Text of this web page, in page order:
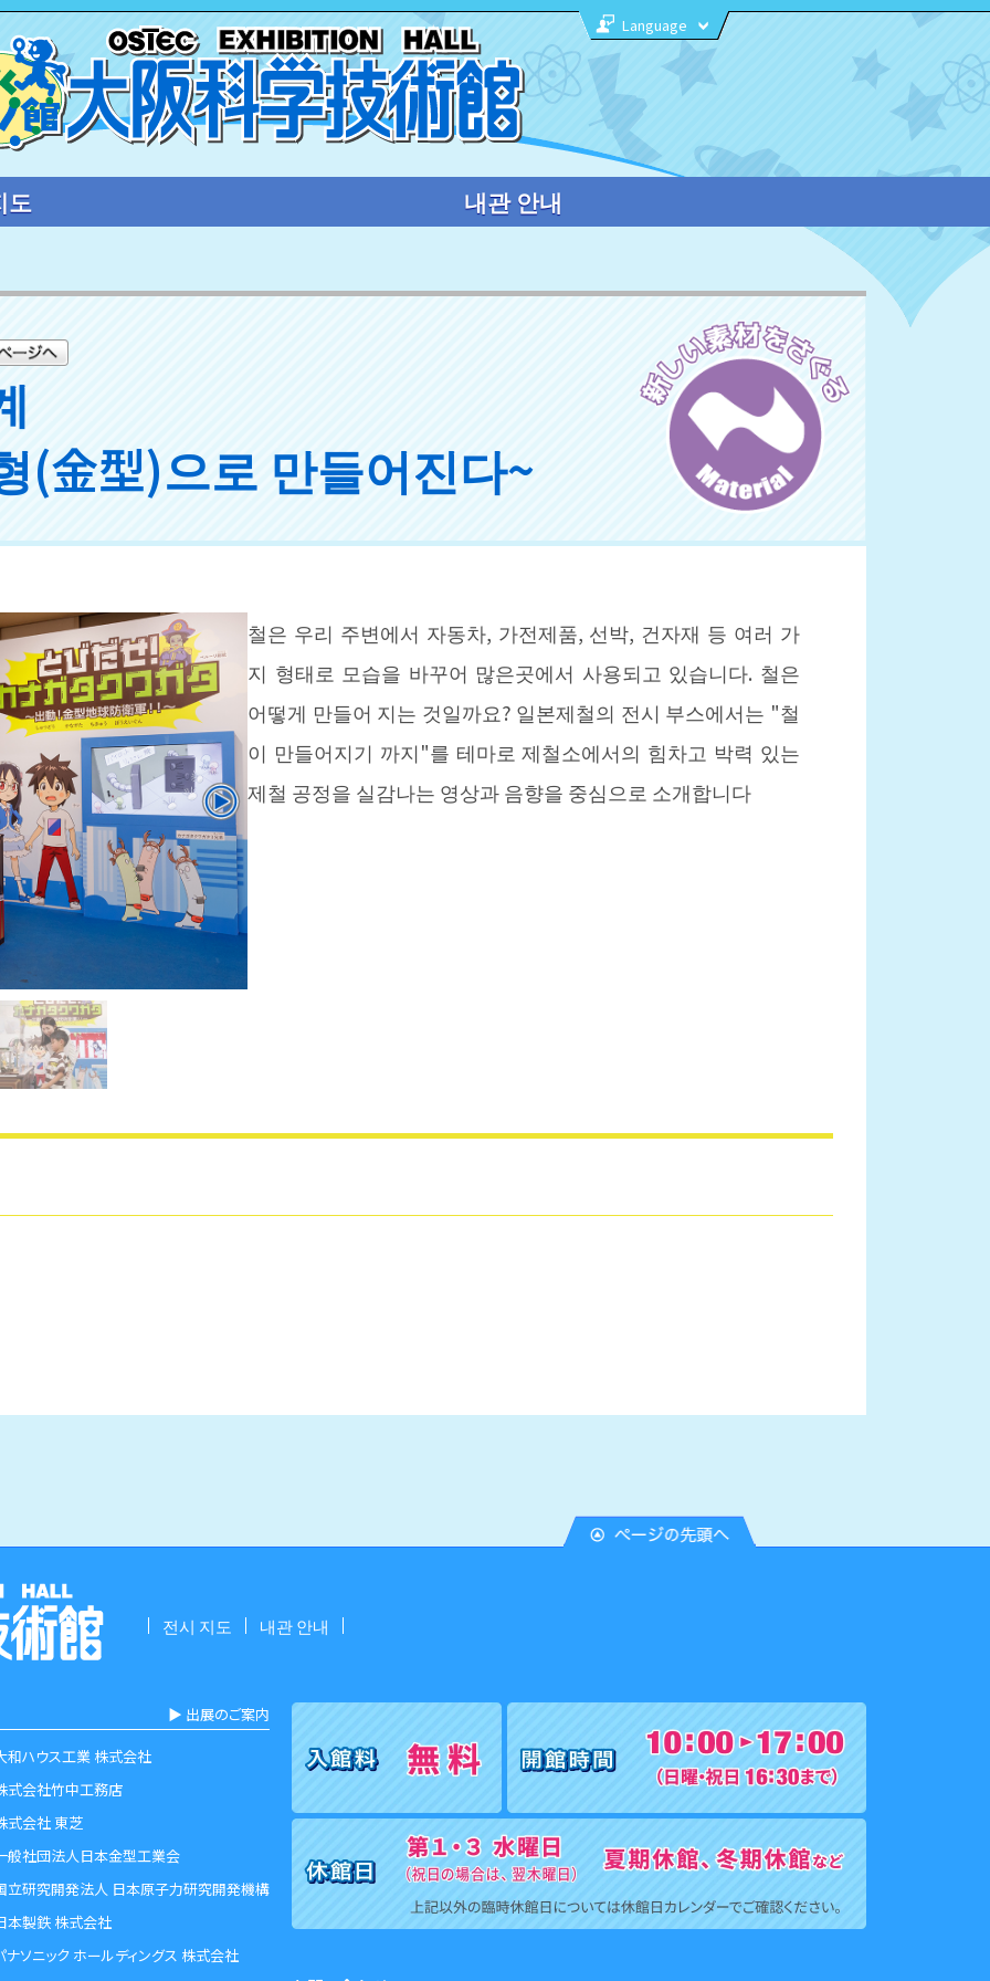
Language
도 내관 안내
(金型)으로 만들어진다~
철은 우리 주변에서 자동차, 가전제품, 선박, 건자재 등 여러 가
지 형태로 모습을 바꾸어 많은곳에서 사용되고 있습니다. 철은
어떻게 만들어 지는 것일까요? 일본제철의 전시 부스에서는 "철
이 만들어지기 까지"를 테마로 제철소에서의 힘차고 박력 있는
제철 공정을 실감나는 영상과 음향을 중심으로 소개합니다
전시 지도 내관 안내
▶︎ 出展のご案内
和ハウス工業 株式会社
式会社竹中工務店
式会社 東芝
般社団法人日本金型工業会
立研究開発法人 日本原子力研究開発機構
本製鉄 株式会社
ナソニック ホールディングス 株式会社